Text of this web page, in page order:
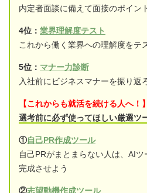
内定者面談に備えて面接のポイン
4位： 業界理解度テスト
これから働く業界への理解度をテ
5位： マナー力診断
入社前にビジネスマナーを振り返
【これからも就活を続ける人へ！】
選考前に必ず使ってほしい厳選ツ
①自己PR作成ツール
自己PRがまとまらない人は、AI
完成させよう
②志望動機作成ツール